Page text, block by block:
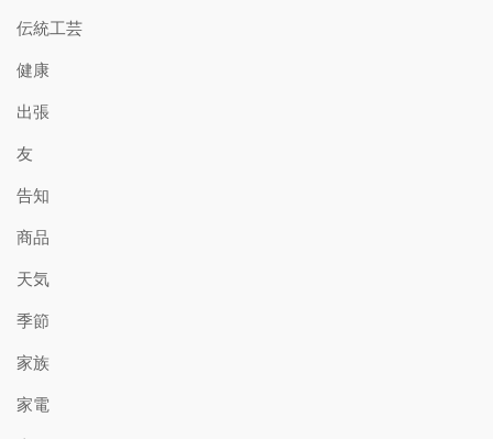
伝統工芸
健康
出張
友
告知
商品
天気
季節
家族
家電